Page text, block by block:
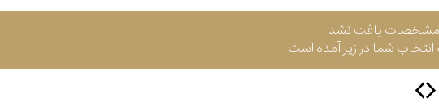
مشخصات یافت نشد
شما در زیر آمده است